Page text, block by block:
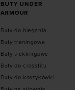
BUTY UNDER
ARMOUR
Buty do biegania
Buty treningowe
Buty trekkingowe
Buty do crossfitu
Buty do koszykówki